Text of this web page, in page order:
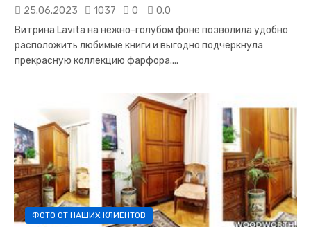
25.06.2023 1037 0
0.0
Витрина Lavita на нежно-голубом фоне позволила удобно
расположить любимые книги и выгодно подчеркнула
прекрасную коллекцию фарфора....
ФОТО ОТ НАШИХ КЛИЕНТОВ